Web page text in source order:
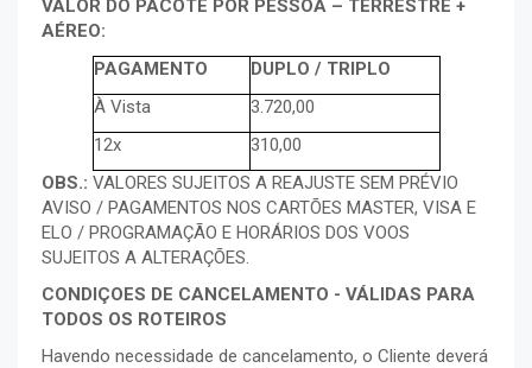
VALOR DO PACOTE POR PESSOA – TERRESTRE +
AÉREO:
PAGAMENTO
DUPLO / TRIPLO
À Vista
3.720,00
12x
310,00
OBS.: VALORES SUJEITOS A REAJUSTE SEM PRÉVIO
AVISO / PAGAMENTOS NOS CARTÕES MASTER, VISA E
ELO / PROGRAMAÇÃO E HORÁRIOS DOS VOOS
SUJEITOS A ALTERAÇÕES.
CONDIÇOES DE CANCELAMENTO - VÁLIDAS PARA
TODOS OS ROTEIROS
Havendo necessidade de cancelamento, o Cliente deverá